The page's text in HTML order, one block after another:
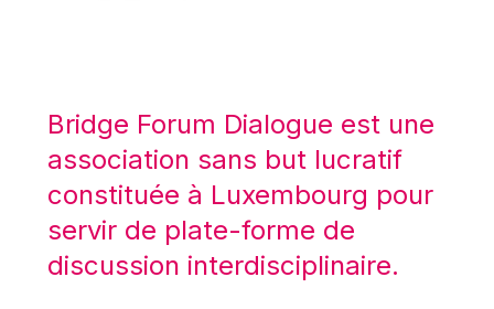
Maroš ŠEFČOVIČ
Martin Bailey
Martine Reicherts
Michael Berry
Michael Palmer
Bridge Forum Dialogue est une
association sans but lucratif
constituée à Luxembourg pour
servir de plate-forme de
discussion interdisciplinaire.